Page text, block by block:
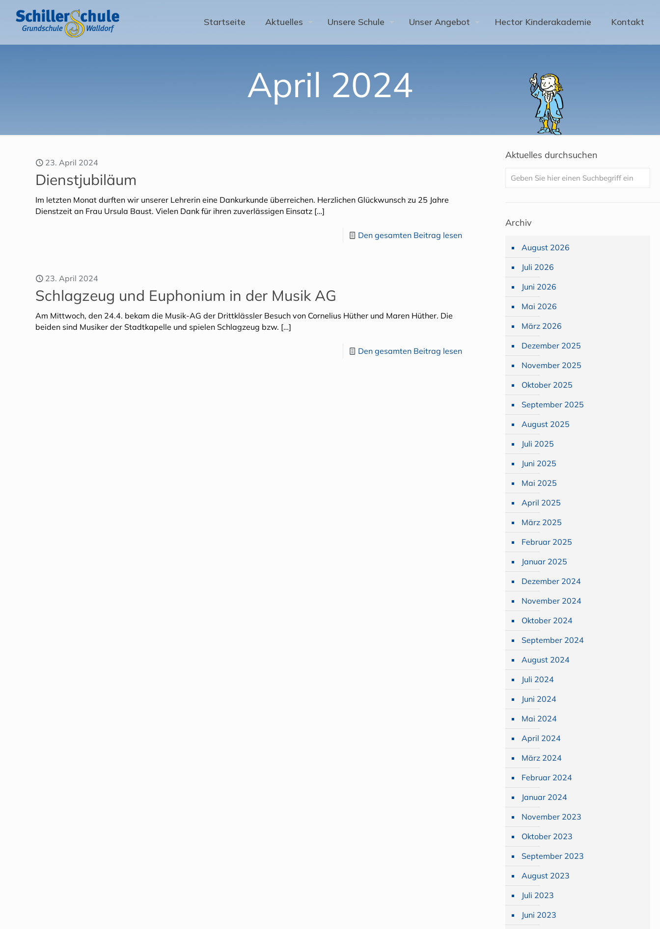
Startseite Aktuelles Unsere Schule Unser Angebot Hector Kinderakademie Kontakt
April 2024
23. April 2024
Dienstjubiläum
Im letzten Monat durften wir unserer Lehrerin eine Dankurkunde überreichen. Herzlichen Glückwunsch zu 25 Jahre
Dienstzeit an Frau Ursula Baust. Vielen Dank für ihren zuverlässigen Einsatz […]
Den gesamten Beitrag lesen
23. April 2024
Schlagzeug und Euphonium in der Musik AG
Am Mittwoch, den 24.4. bekam die Musik-AG der Drittklässler Besuch von Cornelius Hüther und Maren Hüther. Die
beiden sind Musiker der Stadtkapelle und spielen Schlagzeug bzw. […]
Den gesamten Beitrag lesen
Aktuelles durchsuchen
Archiv
August 2026
Juli 2026
Juni 2026
Mai 2026
März 2026
Dezember 2025
November 2025
Oktober 2025
September 2025
August 2025
Juli 2025
Juni 2025
Mai 2025
April 2025
März 2025
Februar 2025
Januar 2025
Dezember 2024
November 2024
Oktober 2024
September 2024
August 2024
Juli 2024
Juni 2024
Mai 2024
April 2024
März 2024
Februar 2024
Januar 2024
November 2023
Oktober 2023
September 2023
August 2023
Juli 2023
Juni 2023